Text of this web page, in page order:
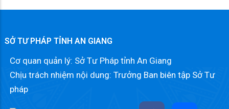
SỞ TƯ PHÁP TỈNH AN GIANG
Cơ quan quản lý: Sở Tư Pháp tỉnh An Giang
Chịu trách nhiệm nội dung: Trưởng Ban biên tập Sở Tư
pháp